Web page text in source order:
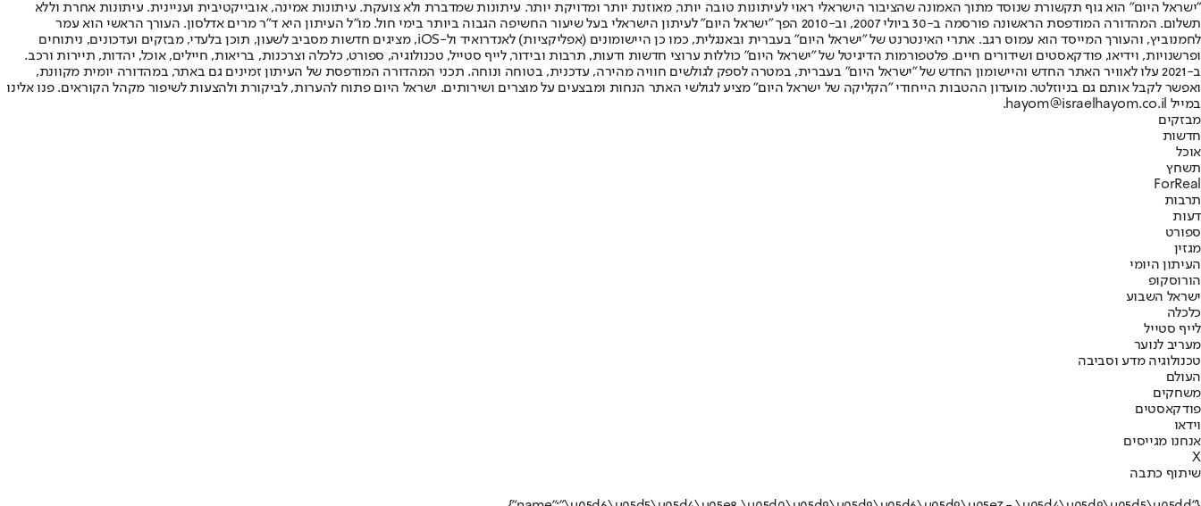
"ישראל היום" הוא גוף תקשורת שנוסד מתוך האמונה שהציבור הישראלי ראוי לעיתונות טובה יותר, מאוזנת יותר ומדויקת יותר. עיתונות שמדברת ולא צועקת. עיתונות אמינה, אובייקטיבית ועניינית. עיתונות אחרת וללא
תשלום. המהדורה המודפסת הראשונה פורסמה ב-30 ביולי 2007, וב-2010 הפך "ישראל היום" לעיתון הישראלי בעל שיעור החשיפה הגבוה ביותר בימי חול. מו"ל העיתון היא ד"ר מרים אדלסון. העורך הראשי הוא עמר
לחמנוביץ, והעורך המייסד הוא עמוס רגב. אתרי האינטרנט של "ישראל היום" בעברית ובאנגלית, כמו כן היישומונים (אפליקציות) לאנדרואיד ול-iOS, מציגים חדשות מסביב לשעון, תוכן בלעדי, מבזקים ועדכונים, ניתוחים
ופרשנויות, וידיאו, פודקאסטים ושידורים חיים. פלטפורמות הדיגיטל של "ישראל היום" כוללות ערוצי חדשות ודעות, תרבות ובידור, לייף סטייל, טכנולוגיה, ספורט, כלכלה וצרכנות, בריאות, חיילים, אוכל, יהדות, תיירות ורכב.
ב-2021 עלו לאוויר האתר החדש והיישומון החדש של "ישראל היום" בעברית, במטרה לספק לגולשים חוויה מהירה, עדכנית, בטוחה ונוחה. תכני המהדורה המודפסת של העיתון זמינים גם באתר, במהדורה יומית מקוונת,
ואפשר לקבל אותם גם בניוזלטר. מועדון ההטבות הייחודי "הקליקה של ישראל היום" מציע לגולשי האתר הנחות ומבצעים על מוצרים ושירותים. ישראל היום פתוח להערות, לביקורת ולהצעות לשיפור מקהל הקוראים. פנו אלינו
במייל hayom@israelhayom.co.il.
מבזקים
חדשות
אוכל
תשחץ
ForReal
תרבות
דעות
ספורט
מגזין
העיתון היומי
הורוסקופ
ישראל השבוע
כלכלה
לייף סטייל
מעריב לנוער
טכנולוגיה מדע וסביבה
העולם
משחקים
פודקאסטים
וידאו
אנחנו מגייסים
X
שיתוף כתבה